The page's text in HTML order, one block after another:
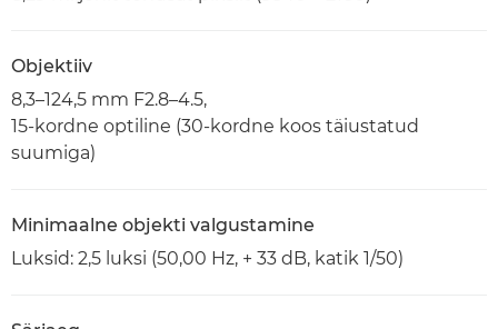
Objektiiv
8,3–124,5 mm F2.8–4.5,
15-kordne optiline (30-kordne koos täiustatud
suumiga)
Minimaalne objekti valgustamine
Luksid: 2,5 luksi (50,00 Hz, + 33 dB, katik 1/50)